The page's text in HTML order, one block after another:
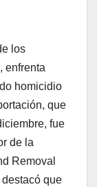
los
enfrenta
homicidio
que
fue
de la
Removal
que